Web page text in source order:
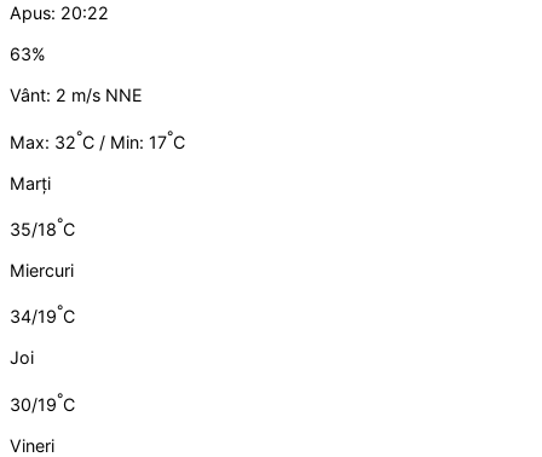
Apus: 20:22
63%
Vânt: 2 m/s NNE
Max: 32°C / Min: 17°C
Marți
35/18°C
Miercuri
34/19°C
Joi
30/19°C
Vineri